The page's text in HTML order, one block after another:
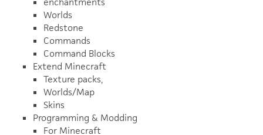
Worlds
Redstone
Commands
Command Blocks
Extend Minecraft
Texture packs,
Worlds/Map
Skins
Programming & Modding
For Minecraft